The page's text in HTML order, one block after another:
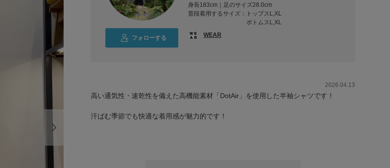
フォローする
身長183cm｜足のサイズ28.0cm
普段着用するサイズ：
トップスL,XL
ボトムスL,XL
WEAR
2026.04.13
高い通気性・速乾性を備えた高機能素材「DotAir」を使用した半袖シャツです！
汗ばむ季節でも快適な着用感が魅力的です！